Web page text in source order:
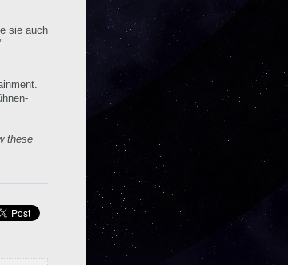
sie auch
these